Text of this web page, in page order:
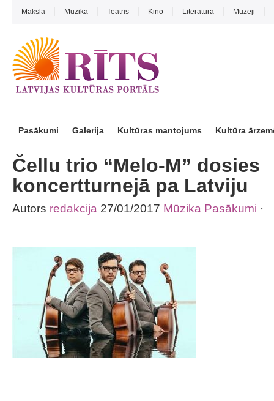
Māksla Mūzika Teātris Kino Literatūra Muzeji
Pasākumi Galerija Kultūras mantojums Kultūra
Čellu trio “Melo-M” dosies
koncertturnejā pa Latviju
Autors redakcija 27/01/2017 Mūzika Pasākumi ·